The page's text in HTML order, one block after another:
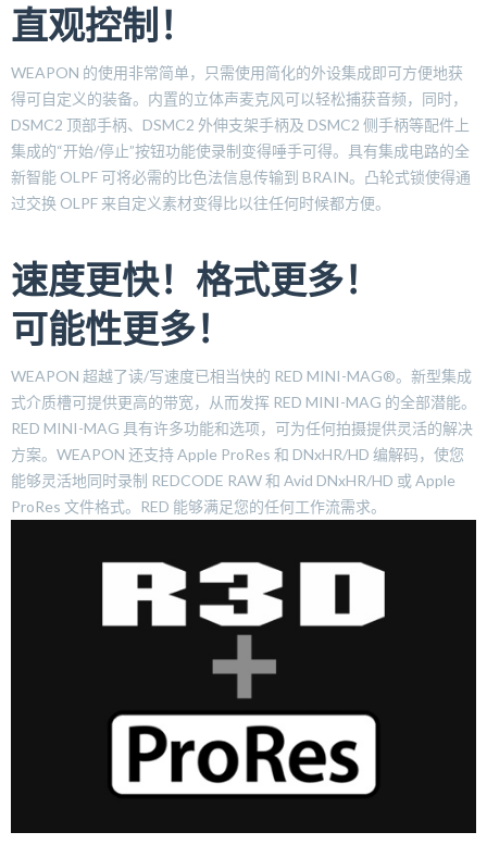
直观控制！
WEAPON 的使用非常简单，只需使用简化的外设集成即可方便地获
得可自定义的装备。内置的立体声麦克风可以轻松捕获音频，同时，
DSMC2 顶部手柄、DSMC2 外伸支架手柄及 DSMC2 侧手柄等配件上
集成的“开始/停止”按钮功能使录制变得唾手可得。具有集成电路的全
新智能 OLPF 可将必需的比色法信息传输到 BRAIN。凸轮式锁使得通
过交换 OLPF 来自定义素材变得比以往任何时候都方便。
速度更快！格式更多！
可能性更多！
WEAPON 超越了读/写速度已相当快的 RED MINI-MAG®。新型集成
式介质槽可提供更高的带宽，从而发挥 RED MINI-MAG 的全部潜能。
RED MINI-MAG 具有许多功能和选项，可为任何拍摄提供灵活的解决
方案。WEAPON 还支持 Apple ProRes 和 DNxHR/HD 编解码，使您
能够灵活地同时录制 REDCODE RAW 和 Avid DNxHR/HD 或 Apple
ProRes 文件格式。RED 能够满足您的任何工作流需求。